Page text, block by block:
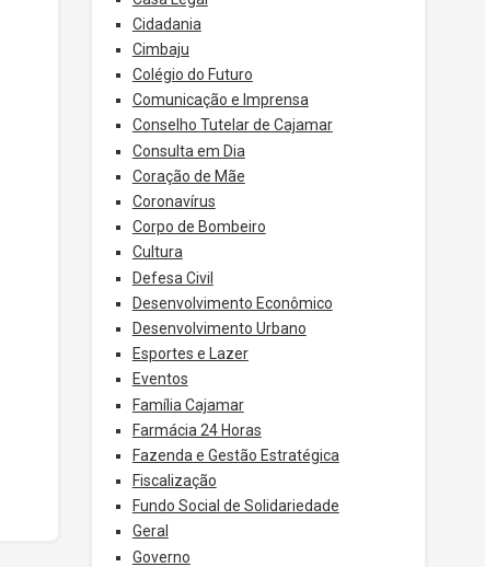
Cidadania
Cimbaju
Colégio do Futuro
Comunicação e Imprensa
Conselho Tutelar de Cajamar
Consulta em Dia
Coração de Mãe
Coronavírus
Corpo de Bombeiro
Cultura
Defesa Civil
Desenvolvimento Econômico
Desenvolvimento Urbano
Esportes e Lazer
Eventos
Família Cajamar
Farmácia 24 Horas
Fazenda e Gestão Estratégica
Fiscalização
Fundo Social de Solidariedade
Geral
Governo